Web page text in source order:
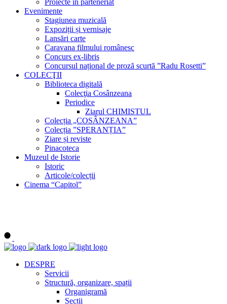
Proiecte în parteneriat
Evenimente
Stagiunea muzicală
Expoziții și vernisaje
Lansări carte
Caravana filmului românesc
Concurs ex-libris
Concursul național de proză scurtă ”Radu Rosetti”
COLECŢII
Biblioteca digitală
Colecţia Cosânzeana
Periodice
Ziarul CHIMISTUL
Colecția „COSÂNZEANA”
Colecția ”SPERANȚIA”
Ziare și reviste
Pinacoteca
Muzeul de Istorie
Istoric
Articole/colecții
Cinema “Capitol”
DESPRE
Servicii
Structură, organizare, spații
Organigramă
Secții